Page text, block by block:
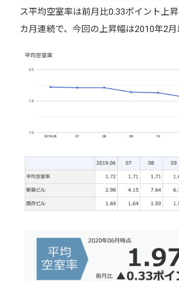
ス平均空室率は前月比0.33ポイント上
カ月連続で、今回の上昇幅は2010年2